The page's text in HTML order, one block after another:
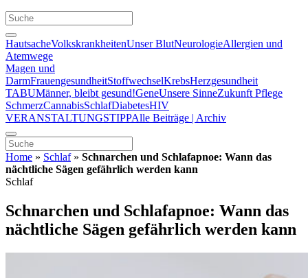
HautsacheVolkskrankheitenUnser BlutNeurologieAllergien und
Atemwege
Magen und
DarmFrauengesundheitStoffwechselKrebsHerzgesundheit
TABUMänner, bleibt gesund!GeneUnsere SinneZukunft Pflege
SchmerzCannabisSchlafDiabetesHIV
VERANSTALTUNGSTIPPAlle Beiträge | Archiv
Home » Schlaf» Schnarchen und Schlafapnoe: Wann das
nächtliche Sägen gefährlich werden kann
Schlaf
Schnarchen und Schlafapnoe: Wann das
nächtliche Sägen gefährlich werden kann